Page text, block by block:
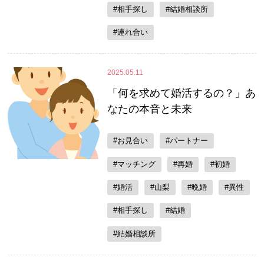
#相手探し #結婚相談所
#連れ合い
2025.05.11
「何を求めて婚活するの？」あ
なたの本音と未来
#お見合い #パートナー
#マッチング #再婚 #初婚
#婚活 #山梨 #晩婚 #異性
#相手探し #結婚
#結婚相談所